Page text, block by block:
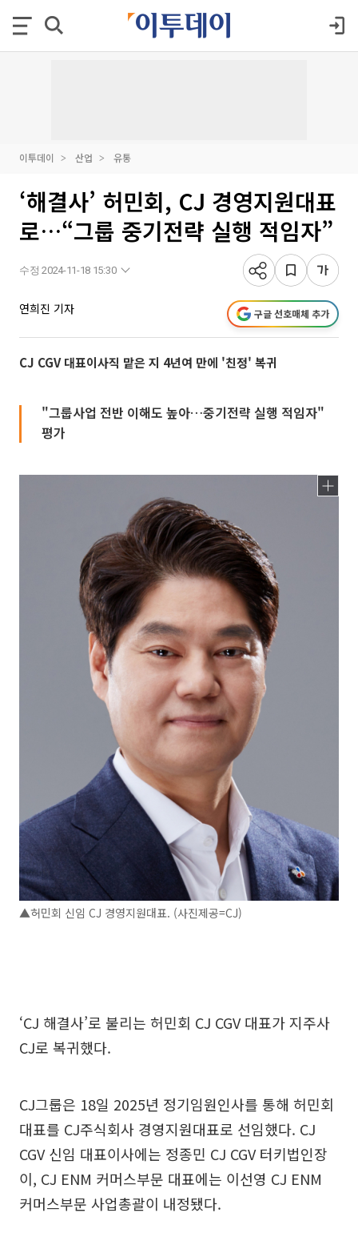
이투데이 산업 유통
‘해결사’ 허민회, CJ 경영지원대표
로…“그룹 중기전략 실행 적임자”
수정 2024-11-18 15:30
연희진 기자 구글 선호매체 추가
CJ CGV 대표이사직 맡은 지 4년여 만에 '친정' 복귀
"그룹사업 전반 이해도 높아…중기전략 실행 적임자"
평가
▲허민회 신임 CJ 경영지원대표. (사진제공=CJ)
‘CJ 해결사’로 불리는 허민회 CJ CGV 대표가 지주사
CJ로 복귀했다.
CJ그룹은 18일 2025년 정기임원인사를 통해 허민회
대표를 CJ주식회사 경영지원대표로 선임했다. CJ
CGV 신임 대표이사에는 정종민 CJ CGV 터키법인장
이, CJ ENM 커머스부문 대표에는 이선영 CJ ENM
커머스부문 사업총괄이 내정됐다.